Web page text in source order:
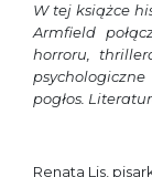
W tej książce
Armfield
horroru,
pogłos.
Renata Lis,